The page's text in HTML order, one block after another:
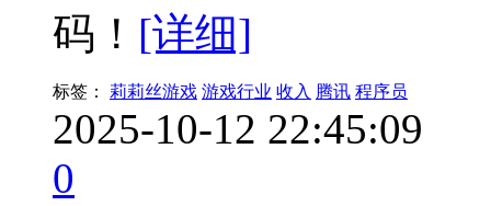
码！ [详细]
标签： 莉莉丝游戏 游戏行业 收入 腾讯 程序员
2025-10-12 22:45:09
0